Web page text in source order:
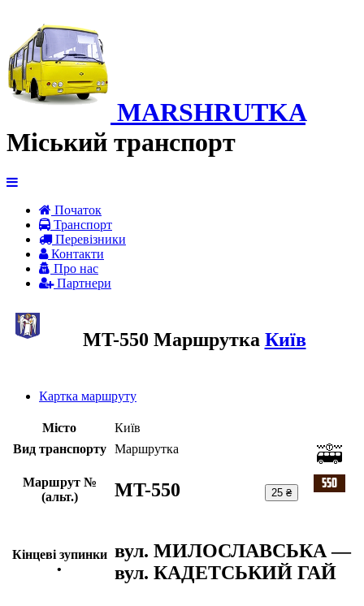
MARSHRUTKA
Міський транспорт
Початок
Транспорт
Перевiзники
Контакти
Про нас
Партнери
MT-550 Маршрутка Київ
Картка маршруту
Місто
Київ
Вид транспорту
Маршрутка
Маршрут №
(альт.)
MT-550 25 ₴
Кінцеві зупинки
•
вул. МИЛОСЛАВСЬКА —
вул. КАДЕТСЬКИЙ ГАЙ